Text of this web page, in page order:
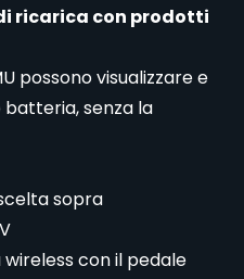
ricarica con prodotti
possono visualizzare e
senza la
sopra
con il pedale